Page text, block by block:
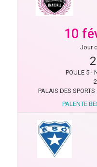
10
Jour
POULE 5 -
PALAIS DES
PALENTE